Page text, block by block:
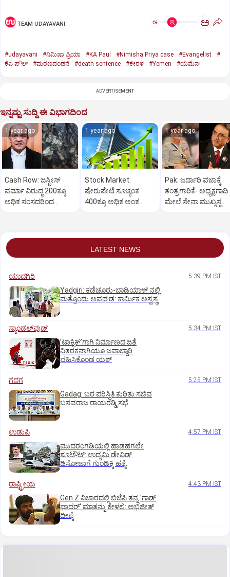
TEAM UDAYAVANI ಅ ಅ
#udayavani #ನಿಮಿಷಾ ಪ್ರಿಯಾ #KA Paul #Nimisha Priya case #Evangelist
#
ಕೆಎ ಪೌಲ್
#ಮರಣದಂಡನೆ #death sentence #ಕೇರಳ #Yemen #ಯೆಮೆನ್‌
ADVERTISEMENT
ಇನ್ನಷ್ಟು ಸುದ್ದಿ ಈ ವಿಭಾಗದಿಂದ
1 year ago
Cash Row: ಜಸ್ಟೀಸ್‌
ವರ್ಮಾ ವಿರುದ್ಧ 200ಕ್ಕೂ
ಅಧಿಕ ಸಂಸದರಿಂದ
1 year ago
Stock Market:
ಷೇರುಪೇಟೆ ಸೂಚ್ಯಂಕ
400ಕ್ಕೂ ಅಧಿಕ ಅಂಕ
1 year ago
Pak: ಜರ್ದಾರಿ ವಜಾಕ್ಕೆ
ತಂತ್ರಗಾರಿಕೆ- ಅಧ್ಯಕ್ಷಗಾದಿ
ಮೇಲೆ ಸೇನಾ ಮುಖ್ಯಸ್ಥ
LATEST NEWS
ಯಾದಗಿರಿ 5:39 PM IST
Yadgiri: ಕಡೆಚೂರು-ಬಾಡಿಯಾಳ್ ನಲ್ಲಿ
ಮತ್ತೊಂದು ಅವಘಡ: ಕಾರ್ಮಿಕ ಅಸ್ವಸ್ಥ
ಸ್ಯಾಂಡಲ್‌ವುಡ್‌ 5:34 PM IST
ʼಟಾಕ್ಸಿಕ್‌ʼಗಾಗಿ ನಿರ್ಮಾಣದ ಜತೆ
ವಿತರಕನಾಗಿಯೂ ಜವಾಬ್ದಾರಿ
ವಹಿಸಿಕೊಂಡ ಯಶ್
ಗದಗ 5:25 PM IST
Gadag: ಬರ ಪರಿಸ್ಥಿತಿ ಕುರಿತು ಸಚಿವ
ಬಸವರಾಜ ರಾಯರಡ್ಡಿ ಸಭೆ
ಉಡುಪಿ 4:57 PM IST
ಮುದರಂಗಡಿಯಲ್ಲಿ ಹಾಡಹಗಲೇ
ಶೂಟೌಟ್:‌ ಉದ್ಯಮಿ ಡೇವಿಡ್‌
ಡಿಸೋಜಾಗೆ ಗುಂಡಿಕ್ಕಿ ಹತ್ಯೆ
ರಾಷ್ಟ್ರೀಯ 4:43 PM IST
Gen Z ವಿಚಾರದಲ್ಲಿ ಬಿಜೆಪಿ ತನ್ನ 'ಗಾಡ್
ಫಾದರ್' ಮಾತನ್ನು ಕೇಳಲಿ: ಅಭಿಜೀತ್
ದೀಪ್ಕೆ